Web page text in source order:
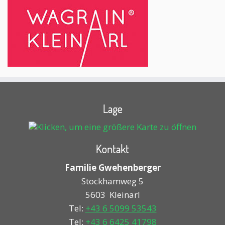
Lage
Kontakt
Familie Gwehenberger
Stockhamweg 5
5603 Kleinarl
Tel: +43 6 5099 53543
Tel: +43 6 6425 41798